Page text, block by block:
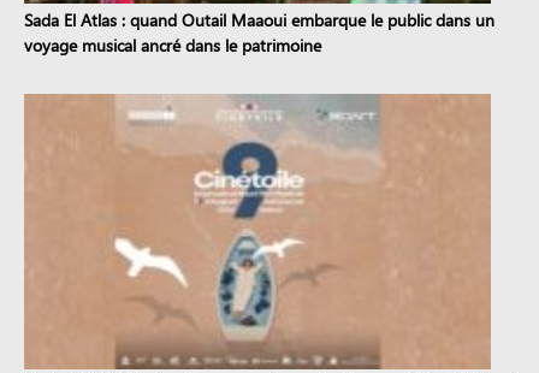
Sada El Atlas : quand Outail Maaoui embarque le public dans un
voyage musical ancré dans le patrimoine